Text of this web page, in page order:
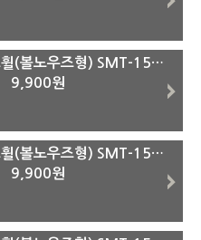
[스마토]아이드휠(볼노우즈형) SMT-15C외 SMT-30C
9,900원
[스마토]아이드휠(볼노우즈형) SMT-15C외 SMT-20C
9,900원